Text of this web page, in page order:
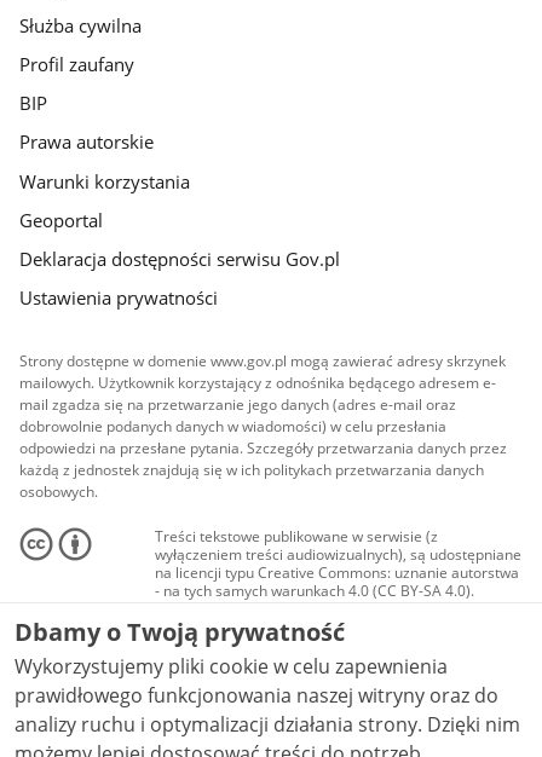
Służba cywilna
Profil zaufany
BIP
Prawa autorskie
Warunki korzystania
Geoportal
Deklaracja dostępności serwisu Gov.pl
Ustawienia prywatności
Strony dostępne w domenie www.gov.pl mogą zawierać adresy skrzynek
mailowych. Użytkownik korzystający z odnośnika będącego adresem e-
mail zgadza się na przetwarzanie jego danych (adres e-mail oraz
dobrowolnie podanych danych w wiadomości) w celu przesłania
odpowiedzi na przesłane pytania. Szczegóły przetwarzania danych przez
każdą z jednostek znajdują się w ich politykach przetwarzania danych
osobowych.
Treści tekstowe publikowane w serwisie (z
wyłączeniem treści audiowizualnych), są udostępniane
na licencji typu Creative Commons: uznanie autorstwa
- na tych samych warunkach 4.0 (CC BY-SA 4.0).
Materiały audiowizualne, w tym zdjęcia, materiały
audio i wideo, są udostępniane na licencji typu
Creative Commons: uznanie autorstwa użycie
niekomercyjne - bez utworów zależnych 4.0 (CC BY-
NC-ND 4.0), o ile nie jest to stwierdzone inaczej.
Dbamy o Twoją prywatność
Wykorzystujemy pliki cookie w celu zapewnienia
prawidłowego funkcjonowania naszej witryny oraz do
analizy ruchu i optymalizacji działania strony. Dzięki nim